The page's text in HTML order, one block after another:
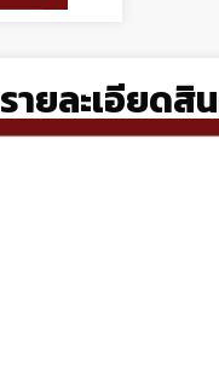
รายละเอียดสิ